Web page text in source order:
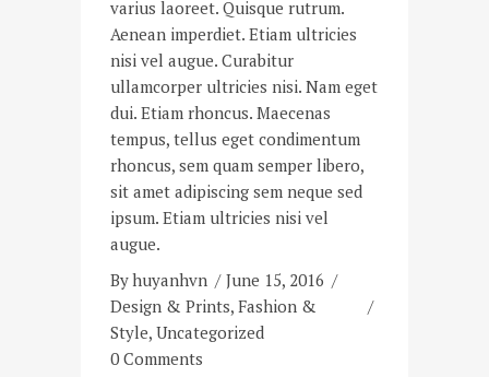
varius laoreet. Quisque rutrum.
Aenean imperdiet. Etiam ultricies
nisi vel augue. Curabitur
ullamcorper ultricies nisi. Nam eget
dui. Etiam rhoncus. Maecenas
tempus, tellus eget condimentum
rhoncus, sem quam semper libero,
sit amet adipiscing sem neque sed
ipsum. Etiam ultricies nisi vel
augue.
Byhuyanhvn
June 15, 2016
Design & Prints, Fashion &
Style, Uncategorized
0 Comments